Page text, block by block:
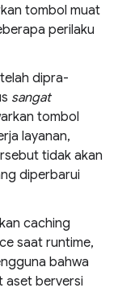
tombol muat
perilaku
dipra-
sangat
tombol
layanan,
tidak akan
diperbarui
caching
saat runtime,
bahwa
aset berversi